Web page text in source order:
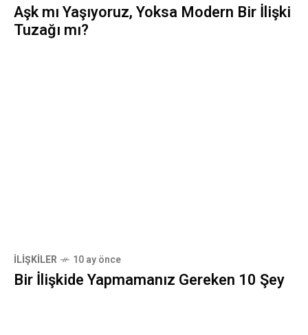
Aşk mı Yaşıyoruz, Yoksa Modern Bir İlişki
Tuzağı mı?
İLIŞKILER 10 ay önce
Bir İlişkide Yapmamanız Gereken 10 Şey